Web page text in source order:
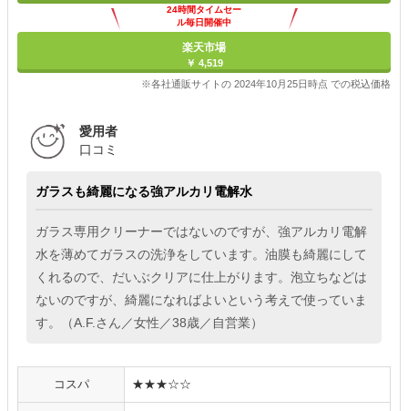
24時間タイムセー
ル毎日開催中
楽天市場
￥ 4,519
※各社通販サイトの 2024年10月25日時点 での税込価格
愛用者
口コミ
ガラスも綺麗になる強アルカリ電解水
ガラス専用クリーナーではないのですが、強アルカリ電解
水を薄めてガラスの洗浄をしています。油膜も綺麗にして
くれるので、だいぶクリアに仕上がります。泡立ちなどは
ないのですが、綺麗になればよいという考えで使っていま
す。（A.F.さん／女性／38歳／自営業）
コスパ ★★★☆☆